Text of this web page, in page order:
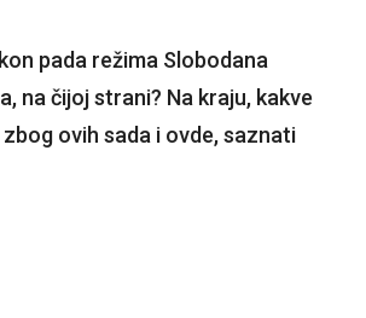
pada režima Slobodana
na čijoj strani? Na kraju, kakve
ovih sada i ovde, saznati